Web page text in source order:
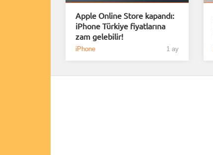
Apple Online Store kapandı:
iPhone Türkiye fiyatlarına
zam gelebilir!
iPhone 1 ay